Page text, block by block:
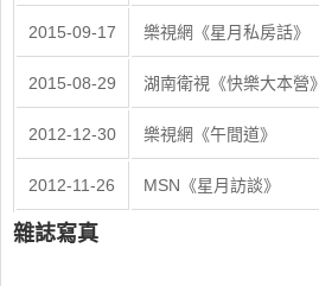
2015-09-17 樂視網《星月私房話》
2015-08-29 湖南衛視《快樂大本營》
2012-12-30 樂視網《午間道》
2012-11-26 MSN《星月訪談》
雜誌寫真